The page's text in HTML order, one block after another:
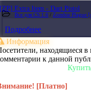
[ZP] Extra Item - Dart Pistol
Все для CS 1.6 / Zombie Plague
Подробнее
Информация
находящиеся в
к данной
Купить
[Платно]